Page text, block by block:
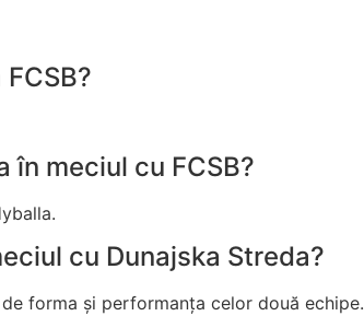
în meciul cu FCSB?
cu Dunajska Streda?
forma și performanța celor două